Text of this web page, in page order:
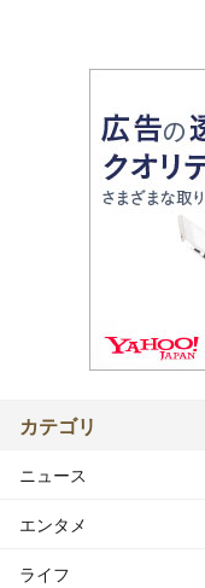
カテゴリ
ニュース
エンタメ
ライフ